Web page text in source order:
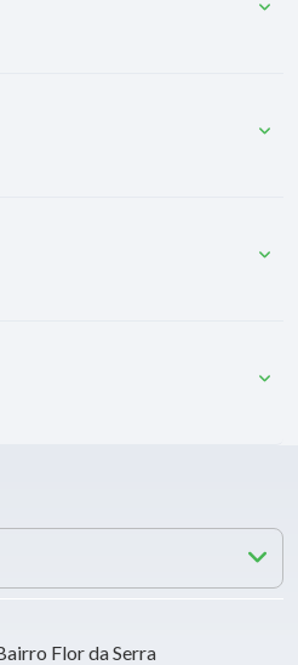
Flor da Serra